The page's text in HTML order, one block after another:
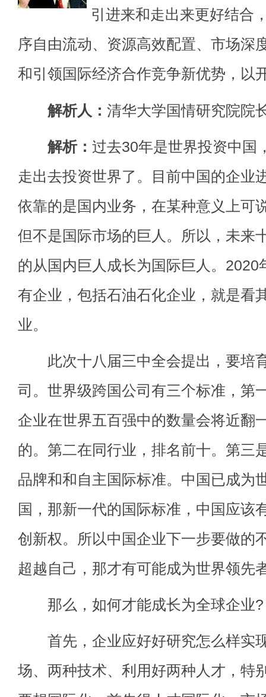
引进来和走出来更好结合
序自由流动、资源高效配置、市场深
和引领国际经济合作竞争新优势，以
解析人： 清华大学国情研究院院
解析： 过去30年是世界投资中国
走出去投资世界了。目前中国的企业
依靠的是国内业务，在某种意义上可
但不是国际市场的巨人。所以，未来
的从国内巨人成长为国际巨人。2020
有企业，包括石油石化企业，就是看
业。
此次十八届三中全会提出，要培
司。世界级跨国公司有三个标准，第
企业在世界五百强中的数量会将近翻
的。第二在同行业，排名前十。第三
品牌和和自主国际标准。中国已成为
国，那新一代的国际标准，中国应该
创新权。所以中国企业下一步要做的
超越自己，那才有可能成为世界领先
那么，如何才能成长为全球企业?
首先，企业应好好研究怎么样实
场、两种技术、利用好两种人才，特